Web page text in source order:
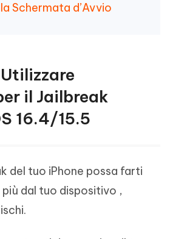
Schermata d’Avvio
il Jailbreak
16.4/15.5
del tuo iPhone possa farti
dal tuo dispositivo ,